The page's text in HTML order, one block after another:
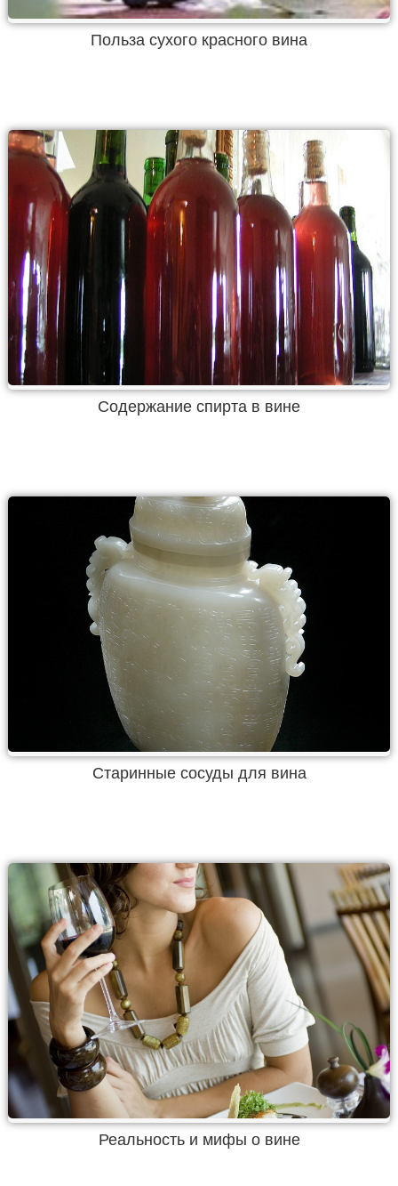
Польза сухого красного вина
Содержание спирта в вине
Старинные сосуды для вина
Реальность и мифы о вине